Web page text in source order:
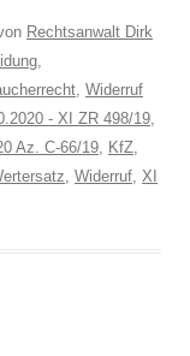
Rechtsanwalt Dirk
,
, Widerruf
- XI ZR 498/19,
Az. C-66/19, KfZ,
, Widerruf, XI